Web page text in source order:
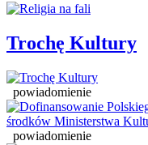
Trochę Kultury
powiadomienie
powiadomienie